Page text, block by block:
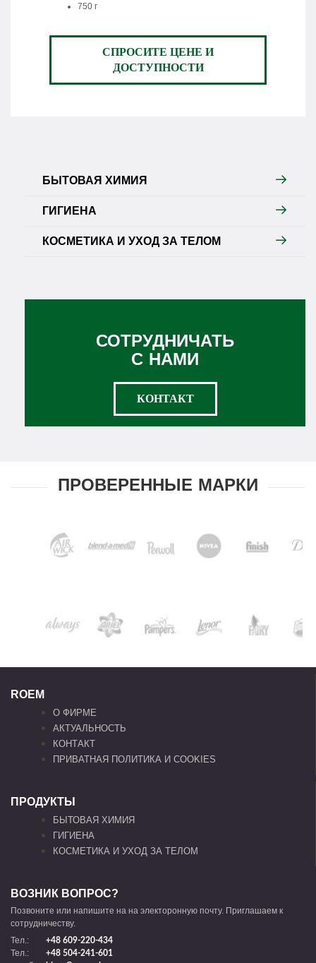
750 г
СПРОСИТЕ ЦЕНЕ И
ДОСТУПНОСТИ
БЫТОВАЯ ХИМИЯ
ГИГИЕНА
КОСМЕТИКА И УХОД ЗА ТЕЛОМ
СОТРУДНИЧАТЬ
С НАМИ
КОНТАКТ
ПРОВЕРЕННЫЕ МАРКИ
ROEM
О ФИРМЕ
АКТУАЛЬНОСТЬ
КОНТАКТ
ПРИВАТНАЯ ПОЛИТИКА И COOKIES
ПРОДУКТЫ
БЫТОВАЯ ХИМИЯ
ГИГИЕНА
КОСМЕТИКА И УХОД ЗА ТЕЛОМ
ВОЗНИК ВОПРОС?
Позвоните или напишите на на электоронную почту. Приглашаем к
сотрудничеству.
Тел.:
+48 609-220-434
Тел.: +48 504-241-601